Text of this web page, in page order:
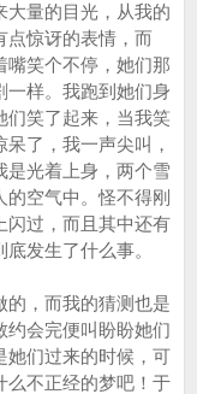
量的目光，从我的
点惊讶的表情，而
嘴笑个不停，她们那
一样。我跑到她们身
们笑了起来，当我笑
了，我一声尖叫，
是光着上身，两个雪
空气中。怪不得刚
闪过，而且其中还有
发生了什么事。
，而我的猜测也是
约会完便叫盼盼她们
她们过来的时候，可
么不正经的梦吧！于